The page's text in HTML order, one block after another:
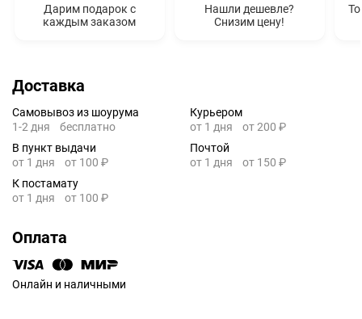
Дарим подарок с
каждым заказом
Нашли дешевле?
Снизим цену!
Доставка
Самовывоз из шоурума
1-2 дня
бесплатно
Курьером
от 1 дня
от 200 ₽
В пункт выдачи
от 1 дня
от 100 ₽
Почтой
от 1 дня
от 150 ₽
К постамату
от 1 дня
от 100 ₽
Оплата
Онлайн и наличными